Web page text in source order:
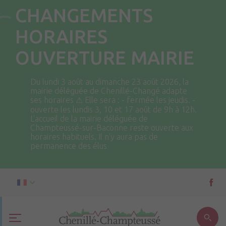
CHANGEMENTS
HORAIRES
OUVERTURE MAIRIE
Du lundi 3 août au dimanche 23 août 2026, la
mairie déléguée de Chenillé-Changé adapte
ses horaires ⚠ Elle sera : - fermée les jeudis. -
ouverte les lundis 3, 10 et 17 août de 9h à 12h.
L'accueil de la mairie déléguée de
Champteussé-sur-Baconne reste ouverte aux
horaires habituels. Il n'y aura pas de
permanence des élus